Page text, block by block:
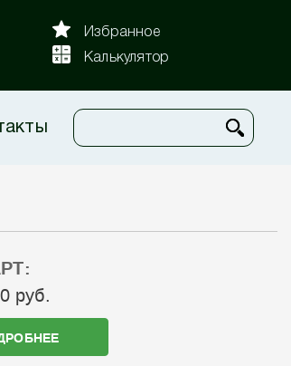
Избранное
Калькулятор
руб.